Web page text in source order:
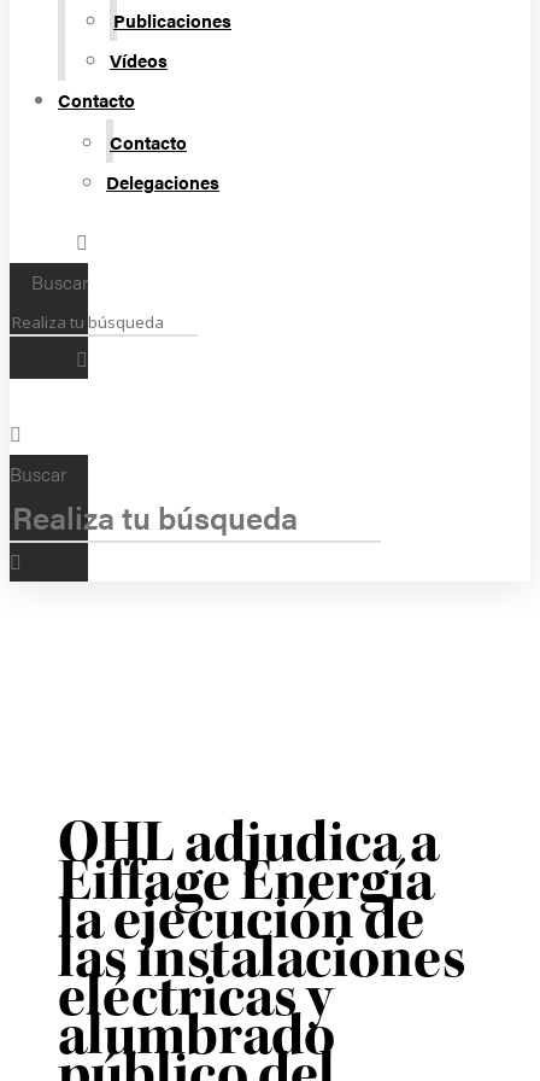
Publicaciones
Vídeos
Contacto
Contacto
Delegaciones
Buscar
Buscar
OHL adjudica a
Eiffage Energía
la ejecución de
las instalaciones
eléctricas y
alumbrado